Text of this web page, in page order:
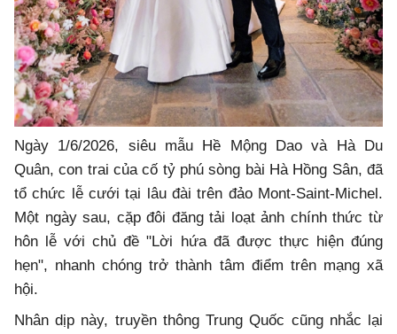
Ngày 1/6/2026, siêu mẫu Hề Mộng Dao và Hà Du
Quân, con trai của cố tỷ phú sòng bài Hà Hồng Sân, đã
tổ chức lễ cưới tại lâu đài trên đảo Mont-Saint-Michel.
Một ngày sau, cặp đôi đăng tải loạt ảnh chính thức từ
hôn lễ với chủ đề "Lời hứa đã được thực hiện đúng
hẹn", nhanh chóng trở thành tâm điểm trên mạng xã
hội.
Nhân dịp này, truyền thông Trung Quốc cũng nhắc lại